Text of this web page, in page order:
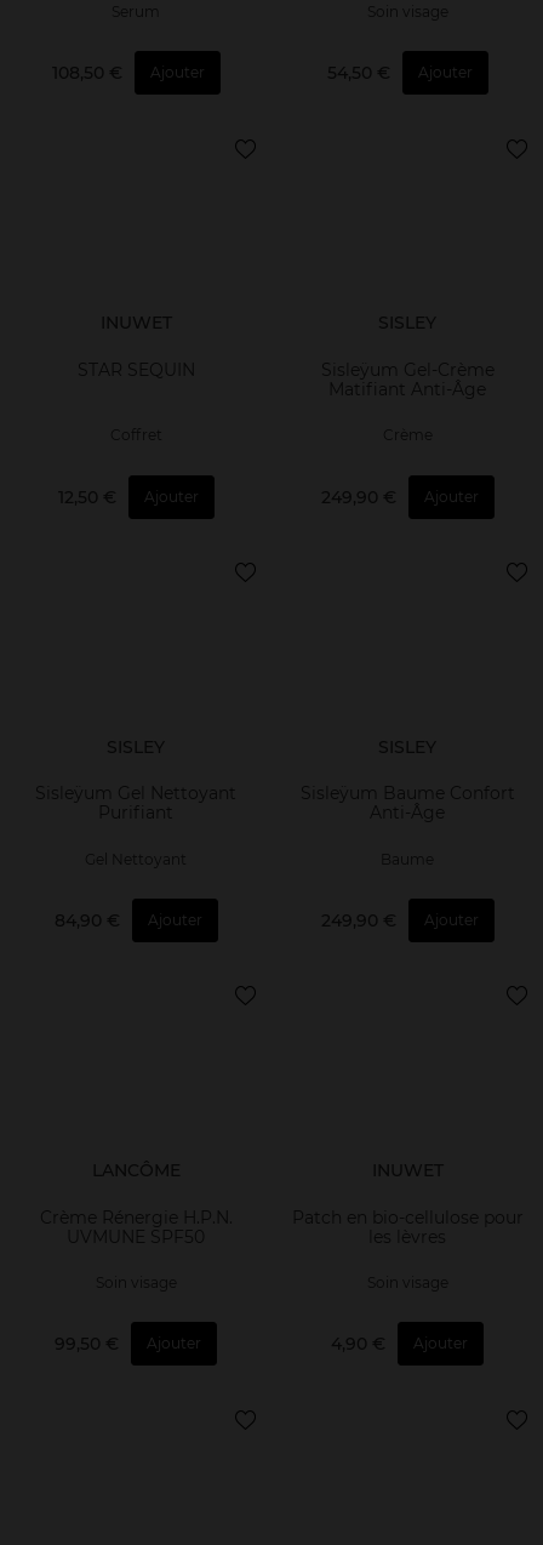
Serum
108,50 € Ajouter
Soin visage
54,50 € Ajouter
INUWET
STAR SEQUIN
Coffret
12,50 € Ajouter
SISLEY
Sisleÿum Gel-Crème
Matifiant Anti-Âge
Crème
249,90 € Ajouter
SISLEY
Sisleÿum Gel Nettoyant
Purifiant
Gel Nettoyant
84,90 € Ajouter
SISLEY
Sisleÿum Baume Confort
Anti-Âge
Baume
249,90 € Ajouter
LANCÔME
Crème Rénergie H.P.N.
UVMUNE SPF50
Soin visage
99,50 € Ajouter
INUWET
Patch en bio-cellulose pour
les lèvres
Soin visage
4,90 € Ajouter